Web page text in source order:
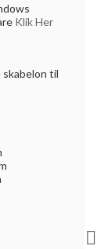
Klik Her
til
